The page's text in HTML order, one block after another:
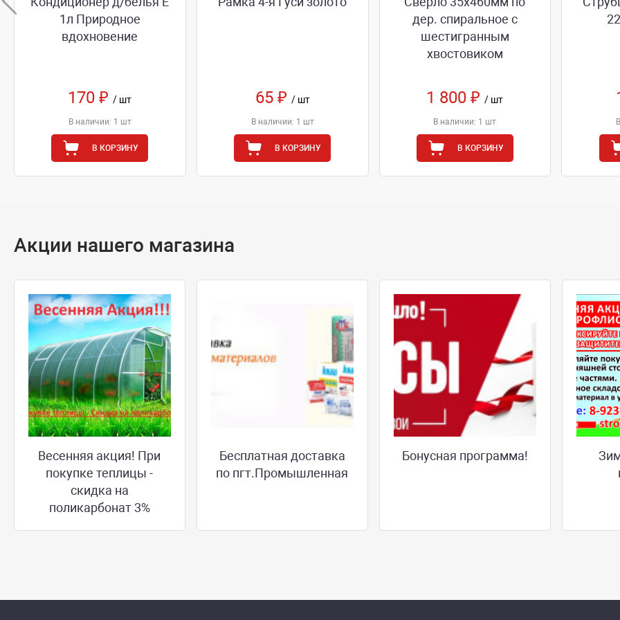
1л Природное
вдохновение
170 ₽/ шт
В наличии: 1 шт
В КОРЗИНУ
65 ₽ / шт
В наличии: 1 шт
В КОРЗИНУ
дер. спиральное с
шестигранным
хвостовиком
1 800 ₽/ шт
В наличии: 1 шт
В КОРЗИНУ
Акции нашего магазина
Весенняя акция! При
покупке теплицы -
скидка на
поликарбонат 3%
Бесплатная доставка
по пгт.Промышленная
Бонусная программа!